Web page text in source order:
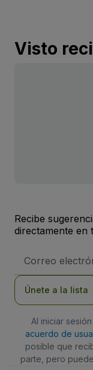
Visto
Recibe
directamente en
de
Únete a la lista
Al iniciar
acuerdo de
posible que
parte, pero